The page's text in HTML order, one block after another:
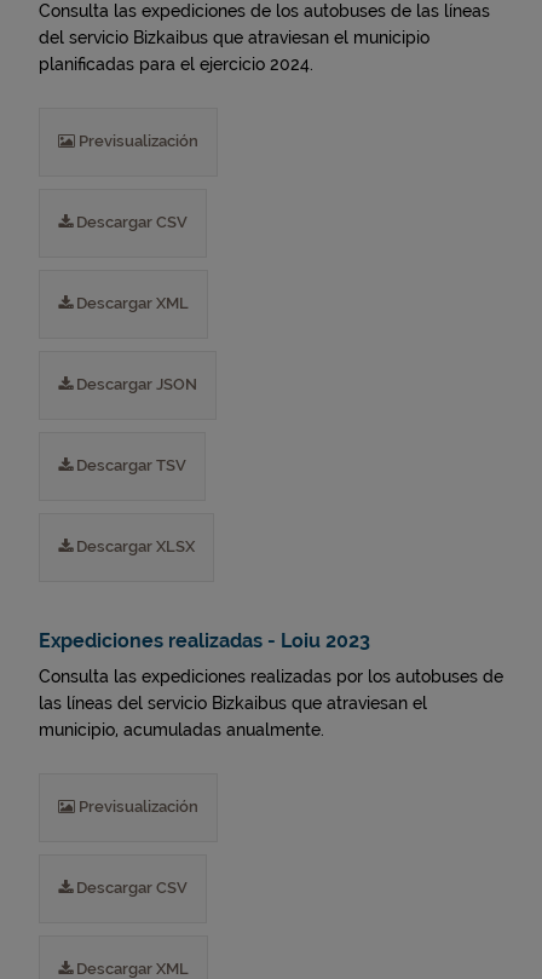
Consulta las expediciones de los autobuses de las líneas
del servicio Bizkaibus que atraviesan el municipio
planificadas para el ejercicio 2024.
Previsualización
Descargar CSV
Descargar XML
Descargar JSON
Descargar TSV
Descargar XLSX
Expediciones realizadas - Loiu 2023
Consulta las expediciones realizadas por los autobuses de
las líneas del servicio Bizkaibus que atraviesan el
municipio, acumuladas anualmente.
Previsualización
Descargar CSV
Descargar XML